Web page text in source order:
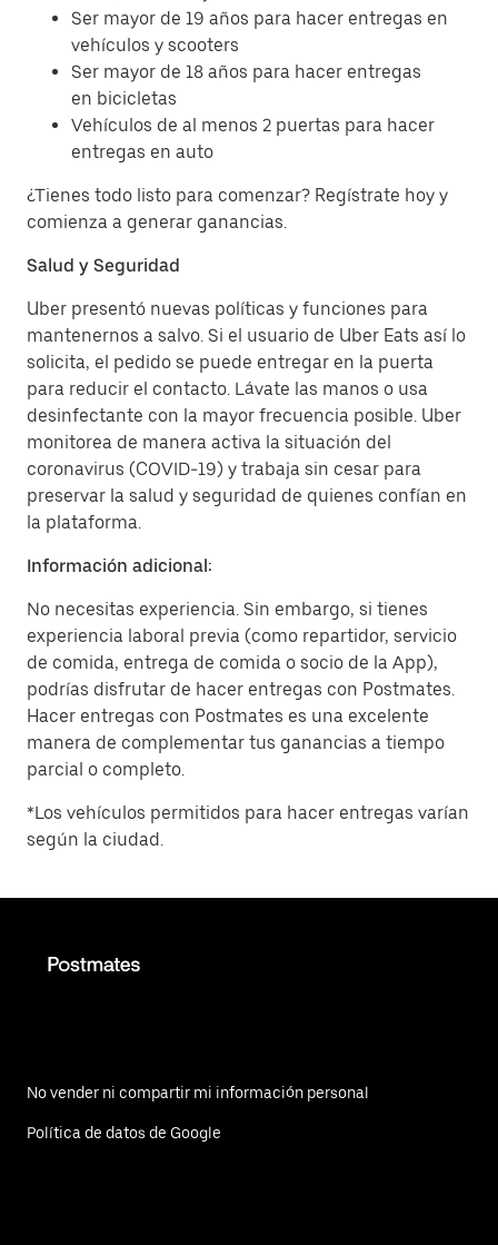
Ser mayor de 19 años para hacer entregas en
vehículos y scooters
Ser mayor de 18 años para hacer entregas
en bicicletas
Vehículos de al menos 2 puertas para hacer
entregas en auto
¿Tienes todo listo para comenzar? Regístrate hoy y
comienza a generar ganancias.
Salud y Seguridad
Uber presentó nuevas políticas y funciones para
mantenernos a salvo. Si el usuario de Uber Eats así lo
solicita, el pedido se puede entregar en la puerta
para reducir el contacto. Lávate las manos o usa
desinfectante con la mayor frecuencia posible. Uber
monitorea de manera activa la situación del
coronavirus (COVID-19) y trabaja sin cesar para
preservar la salud y seguridad de quienes confían en
la plataforma.
Información adicional:
No necesitas experiencia. Sin embargo, si tienes
experiencia laboral previa (como repartidor, servicio
de comida, entrega de comida o socio de la App),
podrías disfrutar de hacer entregas con Postmates.
Hacer entregas con Postmates es una excelente
manera de complementar tus ganancias a tiempo
parcial o completo.
*Los vehículos permitidos para hacer entregas varían
según la ciudad.
No vender ni compartir mi información personal
Política de datos de Google